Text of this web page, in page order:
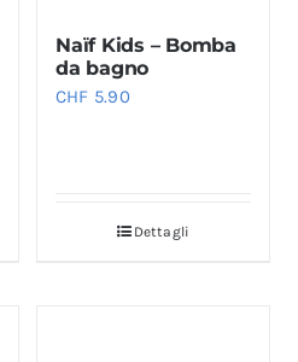
Naïf Kids – Bomba
da bagno
CHF 5.90
Dettagli